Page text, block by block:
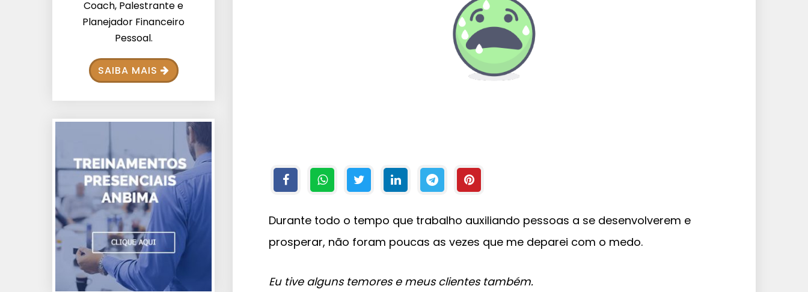
Durante todo o tempo que trabalho auxiliando pessoas a se desenvolverem e
prosperar, não foram poucas as vezes que me deparei com o medo.
Eu tive alguns temores e meus clientes também.
Coach, Palestrante e
Planejador Financeiro
Pessoal.
SAIBA MAIS